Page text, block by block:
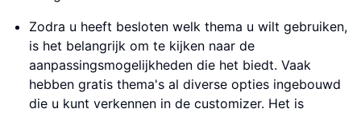
Zodra u heeft besloten welk thema u wilt gebruiken,
is het belangrijk om te kijken naar de
aanpassingsmogelijkheden die het biedt. Vaak
hebben gratis thema's al diverse opties ingebouwd
die u kunt verkennen in de customizer. Het is